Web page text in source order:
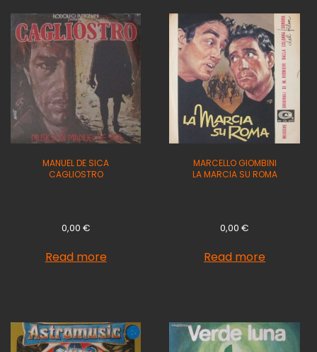
MANUEL DE SICA
CAGLIOSTRO
0,00 €
Read more
MARCELLO GIOMBINI
LA MARCIA SU ROMA
0,00€
Read more